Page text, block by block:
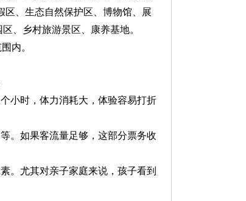
区、生态自然保护区、博物馆、展
、乡村旅游景区、康养基地。
内。
小时，体力消耗大，体验容易打折
。如果客流量足够，这部分票务收
。尤其对亲子家庭来说，孩子看到